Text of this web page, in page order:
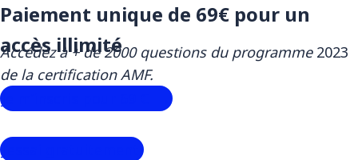
Paiement unique de 69€ pour un
accès illimité
Accédez à + de 2000 questions du programme2023
de la certification AMF.
Je m’inscris pour 69 € ‎ →
J’essai gratuitement.